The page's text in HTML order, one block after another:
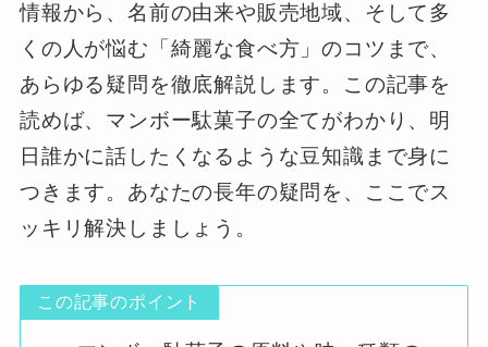
情報から、名前の由来や販売地域、そして多
くの人が悩む「綺麗な食べ方」のコツまで、
あらゆる疑問を徹底解説します。この記事を
読めば、マンボー駄菓子の全てがわかり、明
日誰かに話したくなるような豆知識まで身に
つきます。あなたの長年の疑問を、ここでス
ッキリ解決しましょう。
この記事のポイント